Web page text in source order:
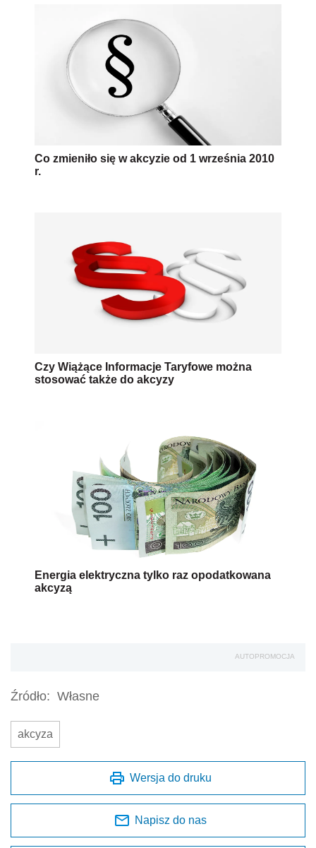
Co zmieniło się w akcyzie od 1 września 2010
r.
Czy Wiążące Informacje Taryfowe można
stosować także do akcyzy
Energia elektryczna tylko raz opodatkowana
akcyzą
AUTOPROMOCJA
Źródło: Własne
akcyza
Wersja do druku
Napisz do nas